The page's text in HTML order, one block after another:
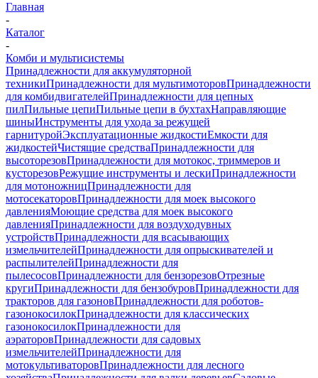
Главная
-
Каталог
-
Комби и мультисистемы
Принадлежности для аккумуляторной
техникиПринадлежности для мультимоторовПринадлежности
для комбидвигателейПринадлежности для цепных
пилПильные цепиПильные цепи в бухтахНаправляющие
шиныИнструменты для ухода за режущей
гарнитуройЭксплуатационные жидкостиЕмкости для
жидкостейЧистящие средстваПринадлежности для
высоторезовПринадлежности для мотокос, триммеров и
кусторезовРежущие инструменты и лескиПринадлежности
для мотоножницПринадлежности для
мотосекаторовПринадлежности для моек высокого
давленияМоющие средства для моек высокого
давленияПринадлежности для воздуходувных
устройствПринадлежности для всасывающих
измельчителейПринадлежности для опрыскивателей и
распылителейПринадлежности для
пылесосовПринадлежности для бензорезовОтрезные
кругиПринадлежности для бензобуровПринадлежности для
тракторов для газоновПринадлежности для роботов-
газонокосилокПринадлежности для классических
газонокосилокПринадлежности для
аэраторовПринадлежности для садовых
измельчителейПринадлежности для
мотокультиваторовПринадлежности для лесного